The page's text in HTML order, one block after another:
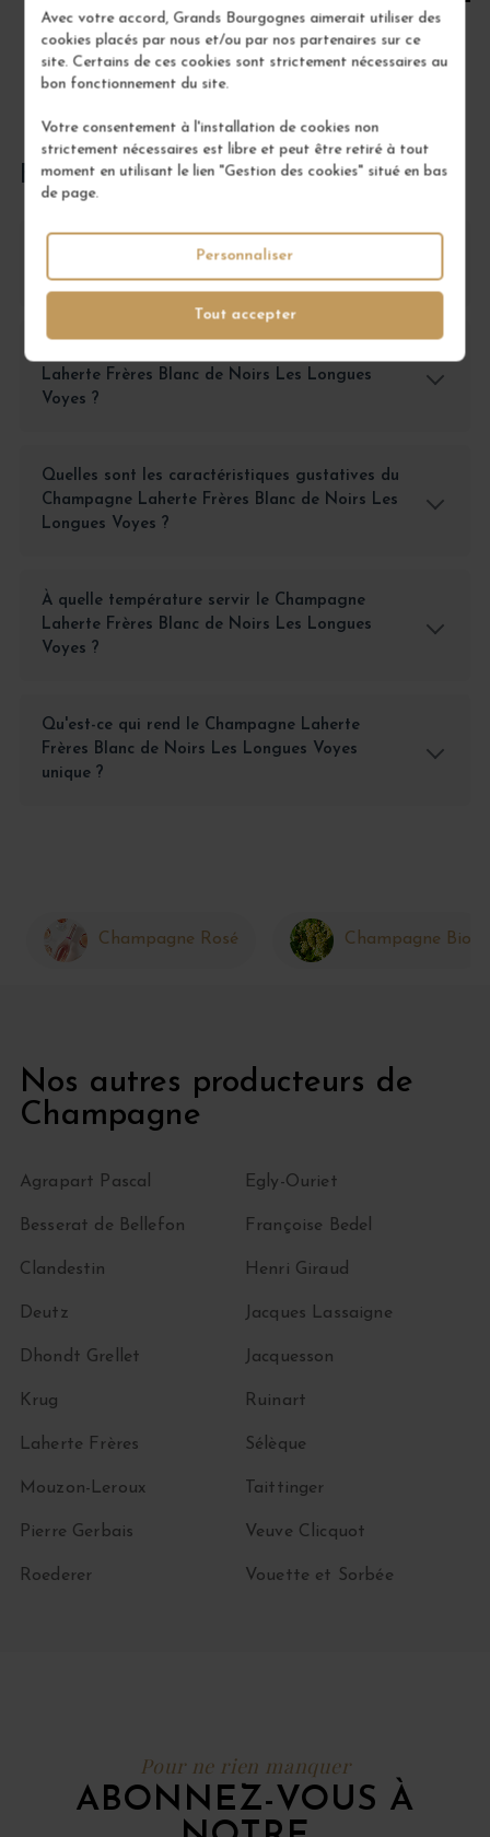
Avec votre accord, Grands Bourgognes aimerait utiliser des
cookies placés par nous et/ou par nos partenaires sur ce
site. Certains de ces cookies sont strictement nécessaires au
bon fonctionnement du site.
Votre consentement à l'installation de cookies non
strictement nécessaires est libre et peut être retiré à tout
moment en utilisant le lien "Gestion des cookies" situé en bas
de page.
Tout accepter
Personnaliser
FOIRE AUX QUESTIONS
Comment conserver le Champagne Laherte
Frères Blanc de Noirs Les Longues Voyes ?
Laherte Frères Blanc de Noirs Les Longues
Voyes ?
Quelles sont les caractéristiques gustatives du
Champagne Laherte Frères Blanc de Noirs Les
Longues Voyes ?
À quelle température servir le Champagne
Laherte Frères Blanc de Noirs Les Longues
Voyes ?
Qu'est-ce qui rend le Champagne Laherte
Frères Blanc de Noirs Les Longues Voyes
unique ?
Champagne Rosé Champagne Bio
Nos autres producteurs de
Champagne
Agrapart Pascal
Besserat de Bellefon
Clandestin
Deutz
Dhondt Grellet
Egly-Ouriet
Françoise Bedel
Henri Giraud
Jacques Lassaigne
Jacquesson
Krug
Laherte Frères
Mouzon-Leroux
Pierre Gerbais
Roederer
Ruinart
Sélèque
Taittinger
Veuve Clicquot
Vouette et Sorbée
Pour ne rien manquer
ABONNEZ-VOUS À